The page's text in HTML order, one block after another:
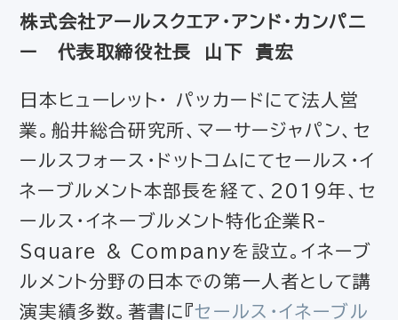
株式会社アールスクエア・アンド・カンパニ
ー 代表取締役社長 山下 貴宏
日本ヒューレット・ パッカードにて法人営
業。船井総合研究所、マーサージャパン、セ
ールスフォース・ドットコムにてセールス・イ
ネーブルメント本部長を経て、2019年、セ
ールス・イネーブルメント特化企業R-
Square & Companyを設立。イネーブ
ルメント分野の日本での第一人者として講
演実績多数。著書に『セールス・イネーブル